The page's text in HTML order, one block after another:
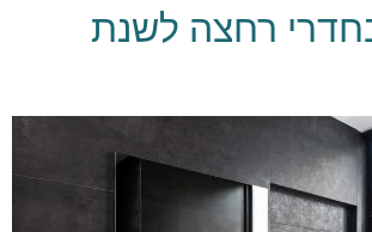
רחצה לשנת